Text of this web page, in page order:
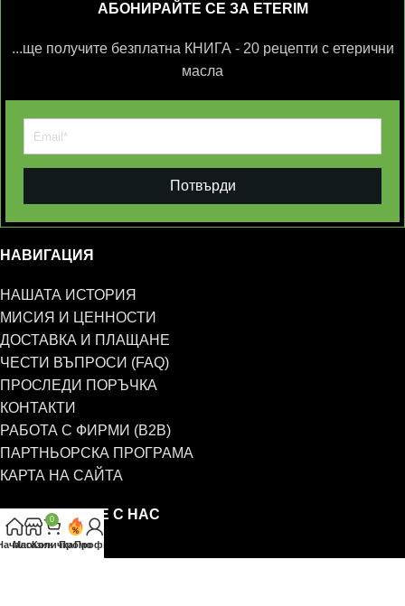
АБОНИРАЙТЕ СЕ ЗА ETERIM
...ще получите безплатна КНИГА - 20 рецепти с етерични
масла
Потвърди
НАВИГАЦИЯ
НАШАТА ИСТОРИЯ
МИСИЯ И ЦЕННОСТИ
ДОСТАВКА И ПЛАЩАНЕ
ЧЕСТИ ВЪПРОСИ (FAQ)
ПРОСЛЕДИ ПОРЪЧКА
КОНТАКТИ
РАБОТА С ФИРМИ (B2B)
ПАРТНЬОРСКА ПРОГРАМА
КАРТА НА САЙТА
СВЪРЖЕТЕ СЕ С НАС
0885 323 661
Магазин
0
КоличкаПромоПрофил